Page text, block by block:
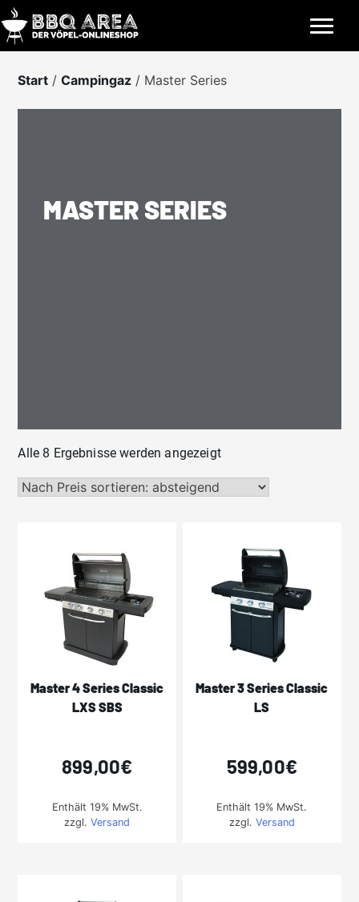
Skip
to
content
Start /Campingaz / Master Series
MASTER SERIES
Alle 8 Ergebnisse werden angezeigtNach
Preis
sortiert:
Master 4 Series Classic
LXS SBS
899,00€
Enthält 19% MwSt.
zzgl.Versand
Master 3 Series Classic
LS
599,00€
Enthält 19% MwSt.
zzgl. Versand